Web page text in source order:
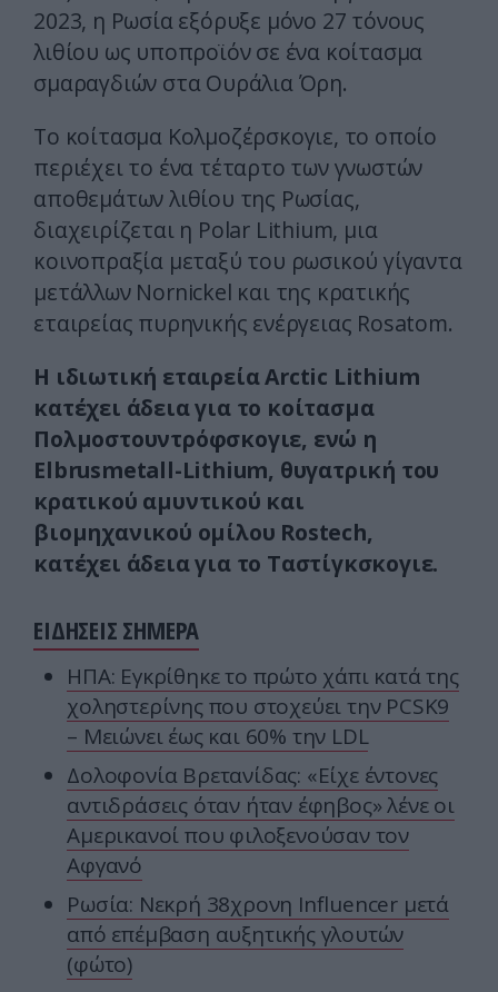
2023, η Ρωσία εξόρυξε μόνο 27 τόνους
λιθίου ως υποπροϊόν σε ένα κοίτασμα
σμαραγδιών στα Ουράλια Όρη.
Το κοίτασμα Κολμοζέρσκογιε, το οποίο
περιέχει το ένα τέταρτο των γνωστών
αποθεμάτων λιθίου της Ρωσίας,
διαχειρίζεται η Polar Lithium, μια
κοινοπραξία μεταξύ του ρωσικού γίγαντα
μετάλλων Nornickel και της κρατικής
εταιρείας πυρηνικής ενέργειας Rosatom.
Η ιδιωτική εταιρεία Arctic Lithium
κατέχει άδεια για το κοίτασμα
Πολμοστουντρόφσκογιε, ενώ η
Elbrusmetall-Lithium, θυγατρική του
κρατικού αμυντικού και
βιομηχανικού ομίλου Rostech,
κατέχει άδεια για το Ταστίγκσκογιε.
ΕΙΔΗΣΕΙΣ ΣΗΜΕΡΑ
ΗΠΑ: Εγκρίθηκε το πρώτο χάπι κατά της
χοληστερίνης που στοχεύει την PCSK9
– Μειώνει έως και 60% την LDL
Δολοφονία Βρετανίδας: «Είχε έντονες
αντιδράσεις όταν ήταν έφηβος» λένε οι
Αμερικανοί που φιλοξενούσαν τον
Αφγανό
Ρωσία: Νεκρή 38χρονη Ιnfluencer μετά
από επέμβαση αυξητικής γλουτών
(φώτο)